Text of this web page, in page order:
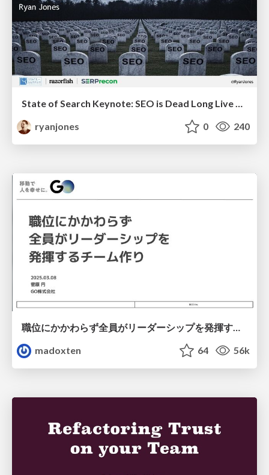
State of Search Keynote: SEO is Dead Long Live SEO
ryanjones
0 240
職位にかかわらず全員がリーダーシップを発揮するチーム作り / Building a team where everyone can demonstrate leadership regardless of position
madoxten
64 56k